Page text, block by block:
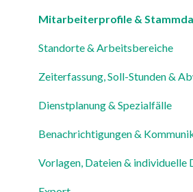
Mitarbeiterprofile &
Standorte & Arbeitsbereiche
Zeiterfassung, Soll-Stunden &
Dienstplanung & Spezialfälle
Benachrichtigungen &
Vorlagen, Dateien & individuelle